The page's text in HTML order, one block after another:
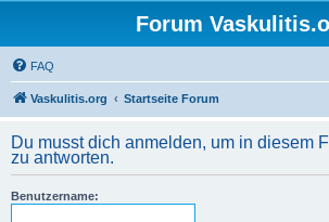
Forum
FAQ
Vaskulitis.org Startseite Forum
Du musst dich anmelden, um in diesem
zu antworten.
Benutzername: